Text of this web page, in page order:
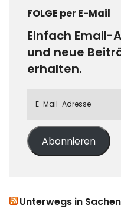
FOLGE per E-Mail
Einfach Email-
und neue
erhalten.
Abonnieren
Unterwegs in